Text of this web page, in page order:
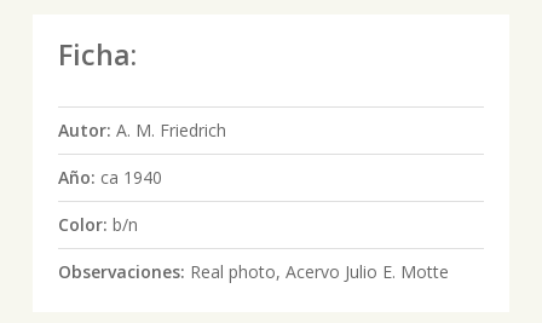
Ficha:
Autor: A. M. Friedrich
Año: ca 1940
Color: b/n
Observaciones: Real photo, Acervo Julio E. Motte